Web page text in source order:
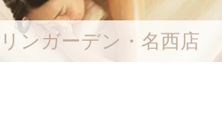
リンガーデン・名西店